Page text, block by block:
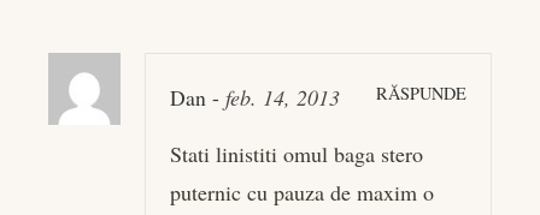
Dan - feb. 14, 2013 RĂSPUNDE
Stati linistiti omul baga stero
puternic cu pauza de maxim o